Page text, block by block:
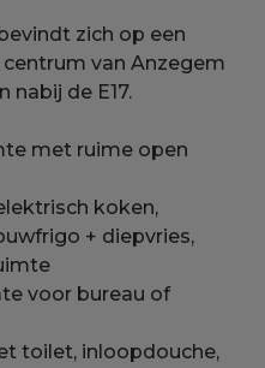
zich op een
van Anzegem
de E17.
met ruime open
koken,
+ diepvries,
voor bureau of
toilet, inloopdouche,